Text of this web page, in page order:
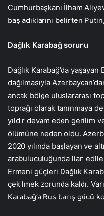
Cumhurbaşkanı İlham
başladıklarını belirten
Dağlık Karabağ sorunu
Dağlık Karabağ’da
dağılmasıyla
ancak bölge uluslararası
toprağı olarak tanınmaya
yıldır devam eden gerilim
ölümüne neden oldu.
2020 yılında başlayan ve
arabuluculuğunda ilan
Ermeni güçleri Dağlık
çekilmek zorunda kaldı.
Karabağ’a Rus barış gücü